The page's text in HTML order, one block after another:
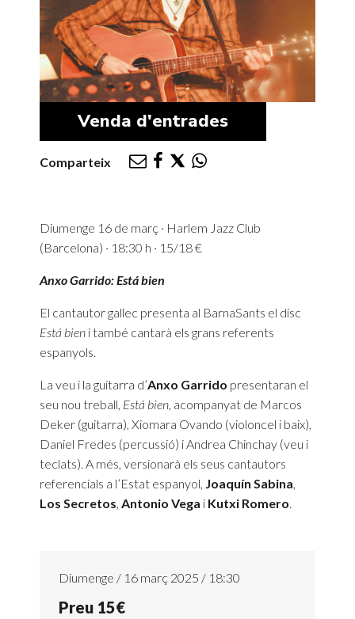
Venda d'entrades
Comparteix
Diumenge 16 de març · Harlem Jazz Club
(Barcelona) · 18:30 h · 15/18 €
Anxo Garrido: Está bien
El cantautor gallec presenta al BarnaSants el disc
Está bien i també cantarà els grans referents
espanyols.
La veu i la guitarra d’Anxo Garrido presentaran el
seu nou treball, Está bien, acompanyat de Marcos
Deker (guitarra), Xiomara Ovando (violoncel i baix),
Daniel Fredes (percussió) i Andrea Chinchay (veu i
teclats). A més, versionarà els seus cantautors
referencials a l’Estat espanyol, Joaquín Sabina,
Los Secretos, Antonio Vega i Kutxi Romero.
Diumenge / 16 març 2025 / 18:30
Preu 15€